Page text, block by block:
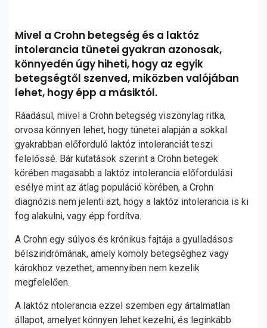
Mivel a Crohn betegség és a laktóz
intolerancia tünetei gyakran azonosak,
könnyedén úgy hiheti, hogy az egyik
betegségtől szenved, miközben valójában
lehet, hogy épp a másiktól.
Ráadásul, mivel a Crohn betegség viszonylag ritka,
orvosa könnyen lehet, hogy tünetei alapján a sokkal
gyakrabban előforduló laktóz intoleranciát teszi
felelőssé. Bár kutatások szerint a Crohn betegek
körében magasabb a laktóz intolerancia előfordulási
esélye mint az átlag populáció körében, a Crohn
diagnózis nem jelenti azt, hogy a laktóz intolerancia is ki
fog alakulni, vagy épp fordítva.
A Crohn egy súlyos és krónikus fajtája a gyulladásos
bélszindrómának, amely komoly betegséghez vagy
károkhoz vezethet, amennyiben nem kezelik
megfelelően.
A laktóz ntolerancia ezzel szemben egy ártalmatlan
állapot, amelyet könnyen lehet kezelni, és leginkább